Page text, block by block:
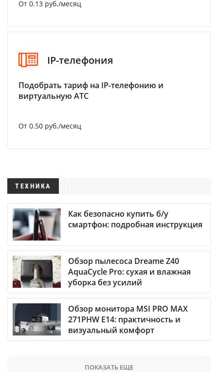
От 0.13 руб./месяц
IP-телефония
Подобрать тариф на IP-телефонию и
виртуальную АТС
От 0.50 руб./месяц
ТЕХНИКА
Как безопасно купить б/у
смартфон: подробная инструкция
Обзор пылесоса Dreame Z40
AquaCycle Pro: сухая и влажная
уборка без усилий
Обзор монитора MSI PRO MAX
271PHW E14: практичность и
визуальный комфорт
ПОКАЗАТЬ ЕЩЕ